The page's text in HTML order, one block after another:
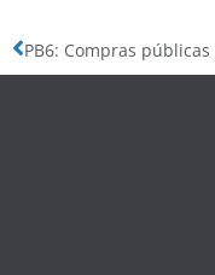
PB6: Compras